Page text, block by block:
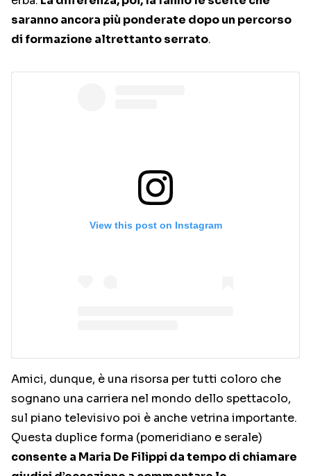
saranno ancora più ponderate dopo un percorso
di formazione altrettanto serrato.
View this post on Instagram
Amici, dunque, è una risorsa per tutti coloro che
sognano una carriera nel mondo dello spettacolo,
sul piano televisivo poi è anche vetrina importante.
Questa duplice forma (pomeridiano e serale)
consente a Maria De Filippi da tempo di chiamare